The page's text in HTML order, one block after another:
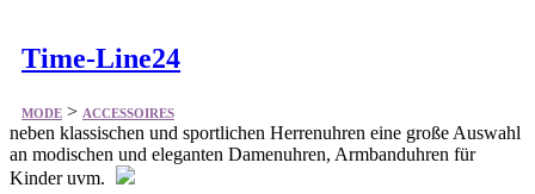
Time-Line24
MODE > ACCESSOIRES
neben klassischen und sportlichen Herrenuhren eine große Auswahl
an modischen und eleganten Damenuhren, Armbanduhren für
Kinder uvm.